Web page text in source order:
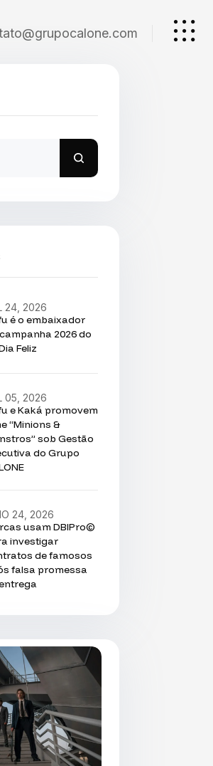
é o embaixador
2026 do
Feliz
24, 2026
e Kaká promovem
“Minions &
sob Gestão
do Grupo
05, 2026
usam DBIPro©
investigar
de famosos
falsa promessa
24, 2026